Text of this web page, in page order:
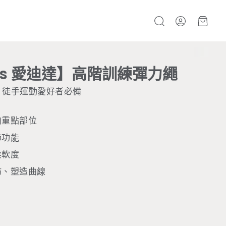
搜
帳號 購物
愛迪達】高階訓練彈力繩
手運動愛好者必備
點部位
能
度
塑造曲線